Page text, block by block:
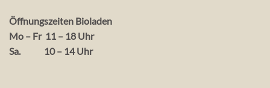
Öffnungszeiten Bioladen
Mo – Fr 11 – 18 Uhr
Sa. 10 – 14 Uhr